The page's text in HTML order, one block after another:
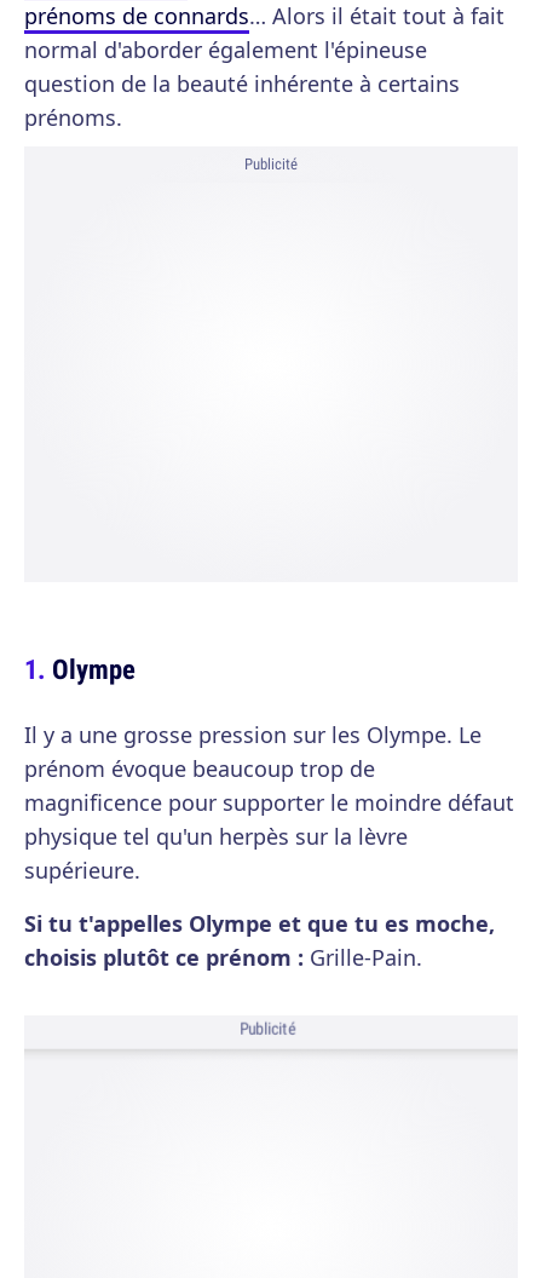
prénoms de connards… Alors il était tout à fait
normal d'aborder également l'épineuse
question de la beauté inhérente à certains
prénoms.
Publicité
Olympe
Il y a une grosse pression sur les Olympe. Le
prénom évoque beaucoup trop de
magnificence pour supporter le moindre défaut
physique tel qu'un herpès sur la lèvre
supérieure.
Si tu t'appelles Olympe et que tu es moche,
choisis plutôt ce prénom : Grille-Pain.
Publicité